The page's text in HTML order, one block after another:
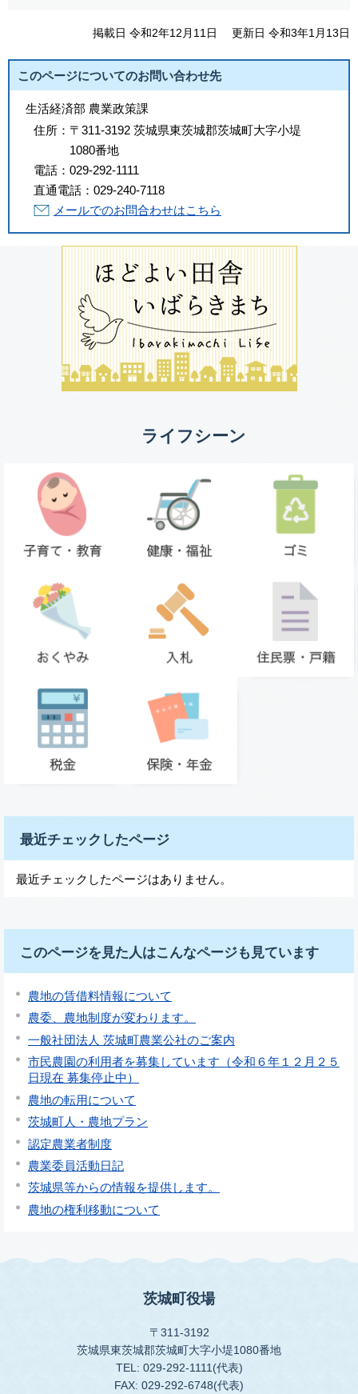
掲載日 令和2年12月11日 更新日 令和3年1月13日
このページについてのお問い合わせ先
生活経済部 農業政策課
住所： 〒311-3192 茨城県東茨城郡茨城町大字小堤
1080番地
電話： 029-292-1111
直通電話： 029-240-7118
メールでのお問合わせはこちら
ライフシーン
最近チェックしたページ
最近チェックしたページはありません。
このページを見た人はこんなページも見ています
農地の賃借料情報について
農委、農地制度が変わります。
一般社団法人 茨城町農業公社のご案内
市民農園の利用者を募集しています（令和６年１２月２５
日現在 募集停止中）
農地の転用について
茨城町人・農地プラン
認定農業者制度
農業委員活動日記
茨城県等からの情報を提供します。
農地の権利移動について
茨城町役場
〒311-3192
茨城県東茨城郡茨城町大字小堤1080番地
TEL: 029-292-1111(代表)
FAX: 029-292-6748(代表)